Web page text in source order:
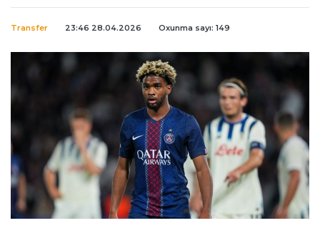
Transfer 23:46 28.04.2026 Oxunma sayı: 149